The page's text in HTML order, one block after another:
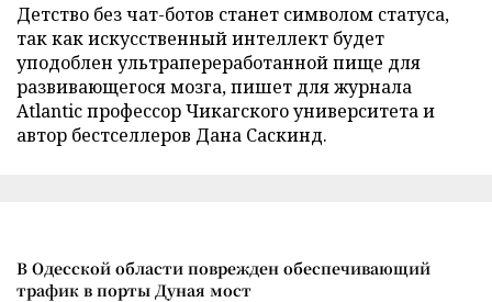
Детство без чат-ботов станет символом статуса,
так как искусственный интеллект будет
уподоблен ультрапереработанной пище для
развивающегося мозга, пишет для журнала
Atlantic профессор Чикагского университета и
автор бестселлеров Дана Саскинд.
В Одесской области поврежден обеспечивающий
трафик в порты Дуная мост